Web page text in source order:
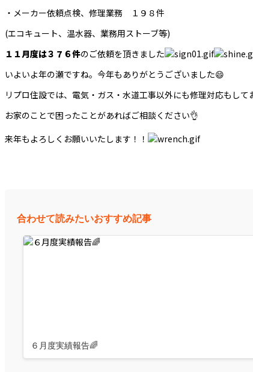
・メーカー依頼点検、修理業務 １９８件
(エコキュート、温水器、業務用ストーブ等)
１１月度は３７６件のご依頼を頂きました
いよいよ年の瀬ですね。今年もありがとうございました😄
リプロ住設では、電気・ガス・水道工事以外にも修理対応もし
お家のことで困ったことがあればご相談ください👌
来年もよろしくお願いいたします！！
合わせて読みたいおすすめ記事
６月度実績報告🌈